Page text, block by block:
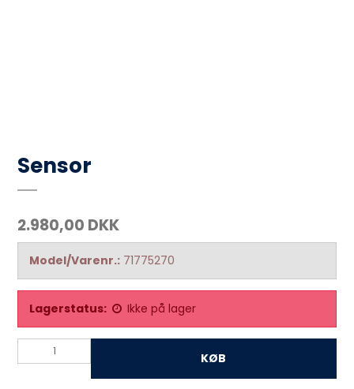
Sensor
2.980,00 DKK
Model/Varenr.: 71775270
Lagerstatus: Ikke på lager
KØB